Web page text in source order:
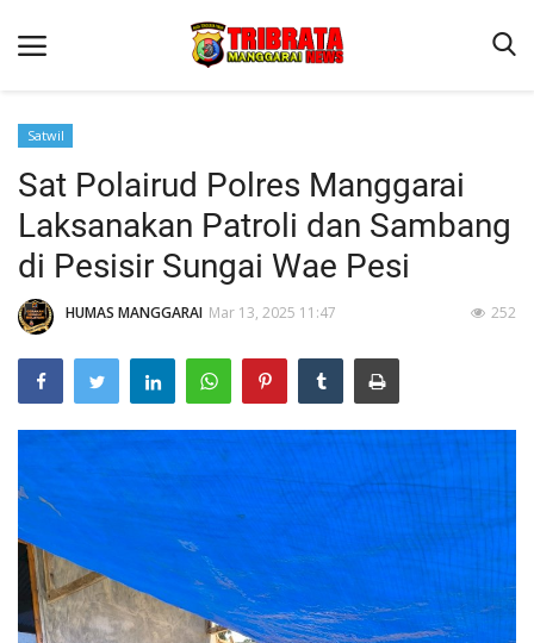
Beranda
Binkam
Kapolres Manggarai Imbau Masyarakat Waspada Cuaca
Kapolres Manggarai Imbau Masyarakat Waspada Cuaca
Reskrim
Lantas
Giat Ops
Polisi Kita
Satwil
Sat Polairud Polres Manggarai
Laksanakan Patroli dan Sambang
di Pesisir Sungai Wae Pesi
HUMAS MANGGARAI Mar 13, 2025 11:47 252